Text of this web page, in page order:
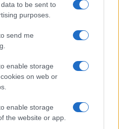
to be sent to
purposes.
send me
enable storage
on web or
enable storage
the website or app.